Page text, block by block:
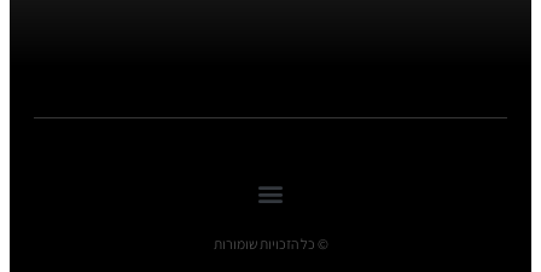
© כל הזכויות שומורות